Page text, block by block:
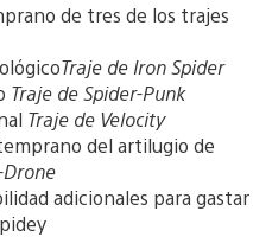
de tres de los trajes
Traje de Iron Spider
Traje de Spider-Punk
Traje de Velocity
del artilugio de
adicionales para gastar